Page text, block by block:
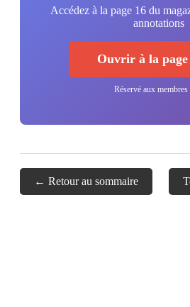
Accédez à la page 16 du
annotations
Ouvrir à la
Réservé aux
← Retour au sommaire